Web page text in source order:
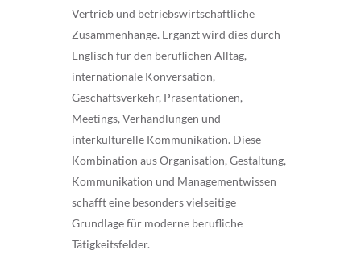
Vertrieb und betriebswirtschaftliche
Zusammenhänge. Ergänzt wird dies durch
Englisch für den beruflichen Alltag,
internationale Konversation,
Geschäftsverkehr, Präsentationen,
Meetings, Verhandlungen und
interkulturelle Kommunikation. Diese
Kombination aus Organisation, Gestaltung,
Kommunikation und Managementwissen
schafft eine besonders vielseitige
Grundlage für moderne berufliche
Tätigkeitsfelder.